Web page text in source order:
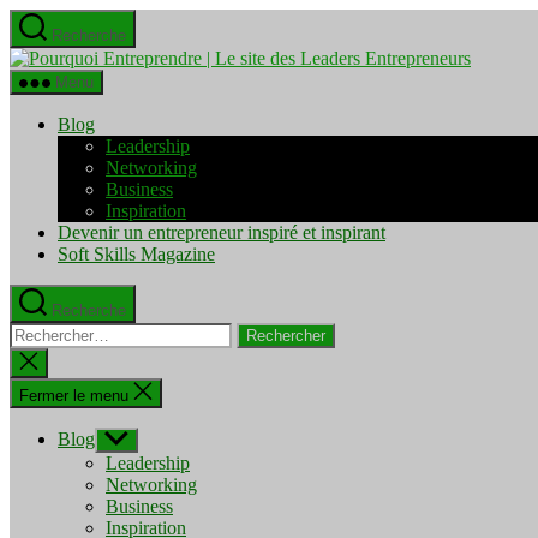
Aller
au
contenu
Recherche
Pourquoi
Menu
Blog
Leadership
Networking
Business
Inspiration
Devenir un entrepreneur inspiré et inspirant
Soft Skills Magazine
Recherche
Rechercher :
Fermer
la
recherche
Fermer le menu
Blog Afficher
le
sous-
menu
Leadership
Networking
Business
Inspiration